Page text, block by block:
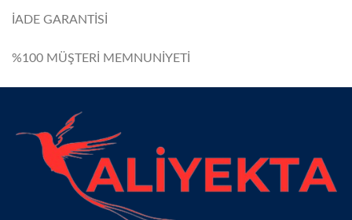
İADE GARANTİSİ
%100 MÜŞTERİ MEMNUNİYETİ